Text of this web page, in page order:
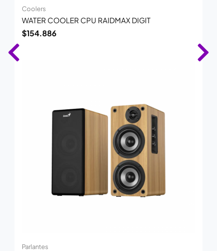
Coolers
WATER COOLER CPU RAIDMAX DIGIT
$154.886
Parlantes